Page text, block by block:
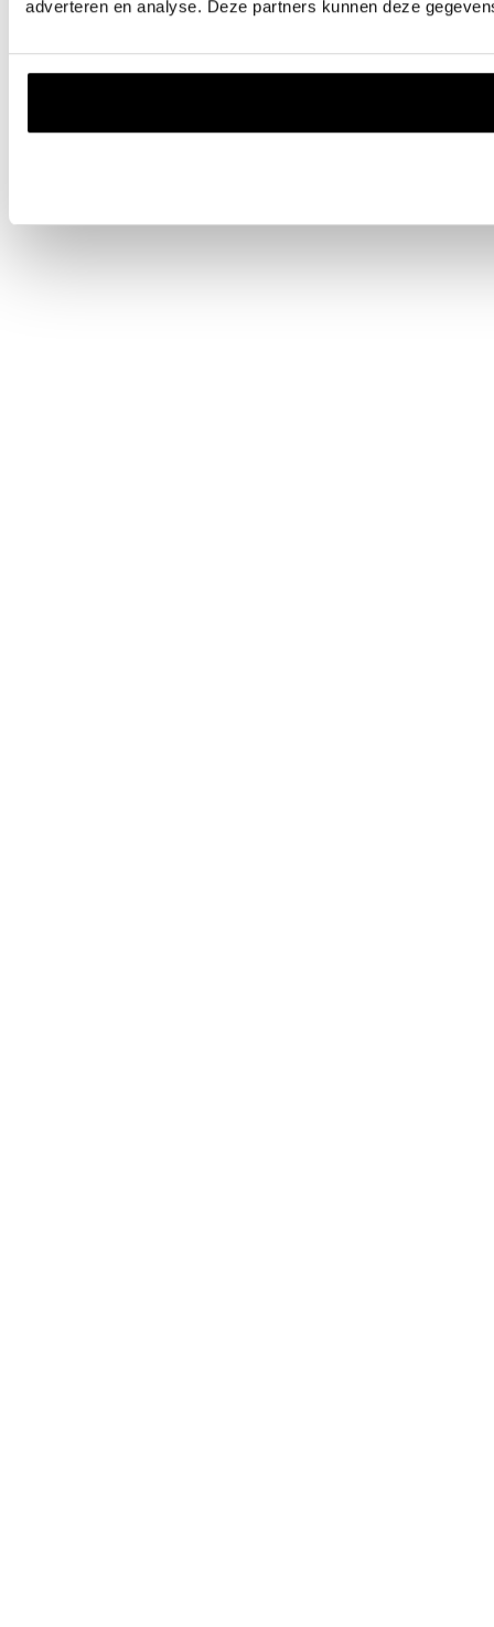
adverteren en analyse. Deze partners kunnen deze